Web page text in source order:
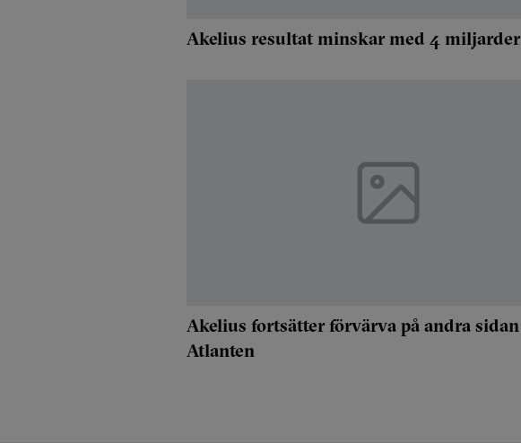
Akelius resultat minskar med 4 miljarder
Akelius fortsätter förvärva på andra sidan
Atlanten